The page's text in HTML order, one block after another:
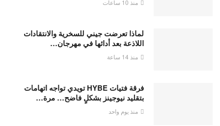
منذ 10 ساعات
لماذا تعرضت جيني للسخرية والانتقادات
اللاذعة بعد أدائها في مهرجان…
منذ 14 ساعة
فرقة فتيات HYBE تويدي تواجه اتهامات
بتقليد نيوجينز بشكلٍ فاضح… مرة…
منذ يوم واحد